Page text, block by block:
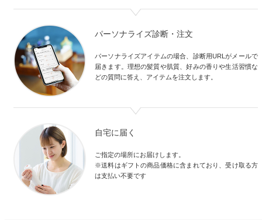
パーソナライズ診断・注文
パーソナライズアイテムの場合、診断用URLがメールで
届きます。理想の髪質や肌質、好みの香りや生活習慣な
どの質問に答え、アイテムを注文します。
自宅に届く
ご指定の場所にお届けします。
※送料はギフトの商品価格に含まれており、受け取る方
は支払い不要です